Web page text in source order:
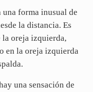
forma inusual de
la distancia. Es
la oreja izquierda,
en la oreja izquierda
una sensación de